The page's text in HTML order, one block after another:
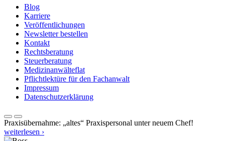
Blog
Karriere
Veröffentlichungen
Newsletter bestellen
Kontakt
Rechtsberatung
Steuerberatung
Medizinanwälteflat
Pflichtlektüre für den Fachanwalt
Impressum
Datenschutzerklärung
Praxisübernahme: „altes“ Praxispersonal unter neuem Chef!
weiterlesen ›